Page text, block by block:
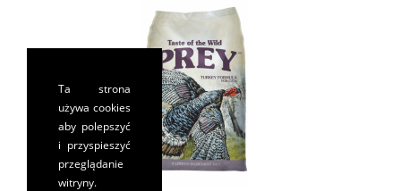
Ta strona
używa cookies
aby polepszyć
i przyspieszyć
przeglądanie
witryny.